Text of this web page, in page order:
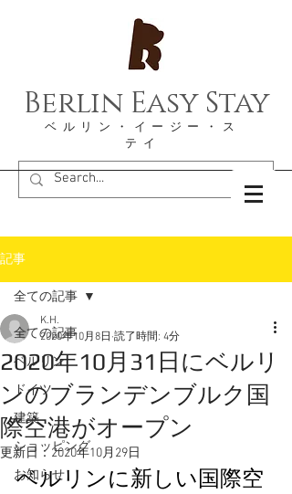
Berlin Easy Stay
​ベルリン・イージー・ス
テイ
記事
全ての記事
ベルリン
ドイツ
建築
ショッピング
お知らせ
全ての記事
2020年10月31日にベルリ
ンのブランデンブルク国
際空港がオープン
K.H.
2020年10月8日 読了時間: 4分
更新日： 2020年10月29日
ベルリンに新しい国際空